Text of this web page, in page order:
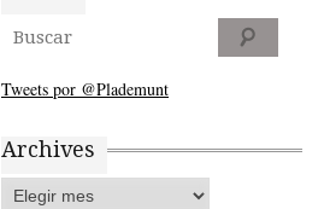
Tweets por @Plademunt
Archives